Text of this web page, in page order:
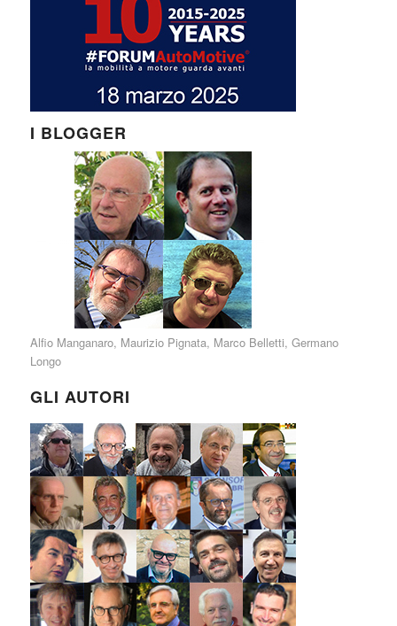
I BLOGGER
Alfio Manganaro, Maurizio Pignata, Marco Belletti, Germano
Longo
GLI AUTORI